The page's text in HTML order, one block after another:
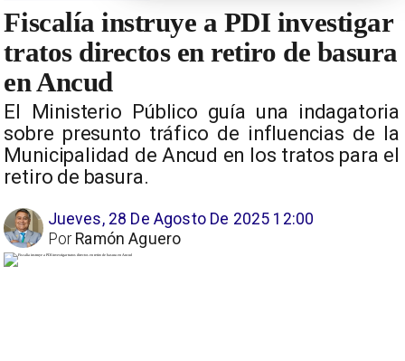
Fiscalía instruye a PDI investigar
tratos directos en retiro de basura
en Ancud
El Ministerio Público guía una indagatoria
sobre presunto tráfico de influencias de la
Municipalidad de Ancud en los tratos para el
retiro de basura.
Jueves, 28 De Agosto De 2025 12:00
Ramón Aguero
Por